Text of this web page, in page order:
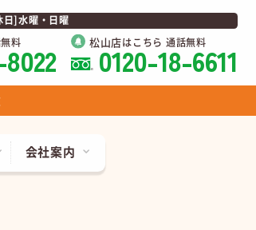
]水曜・日曜
料 松山店はこちら 通話無料
0120-18-6611
会社案内